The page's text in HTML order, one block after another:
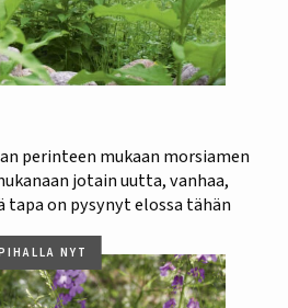
perinteen mukaan morsiamen
jotain uutta, vanhaa,
tapa on pysynyt elossa tähän
NYT